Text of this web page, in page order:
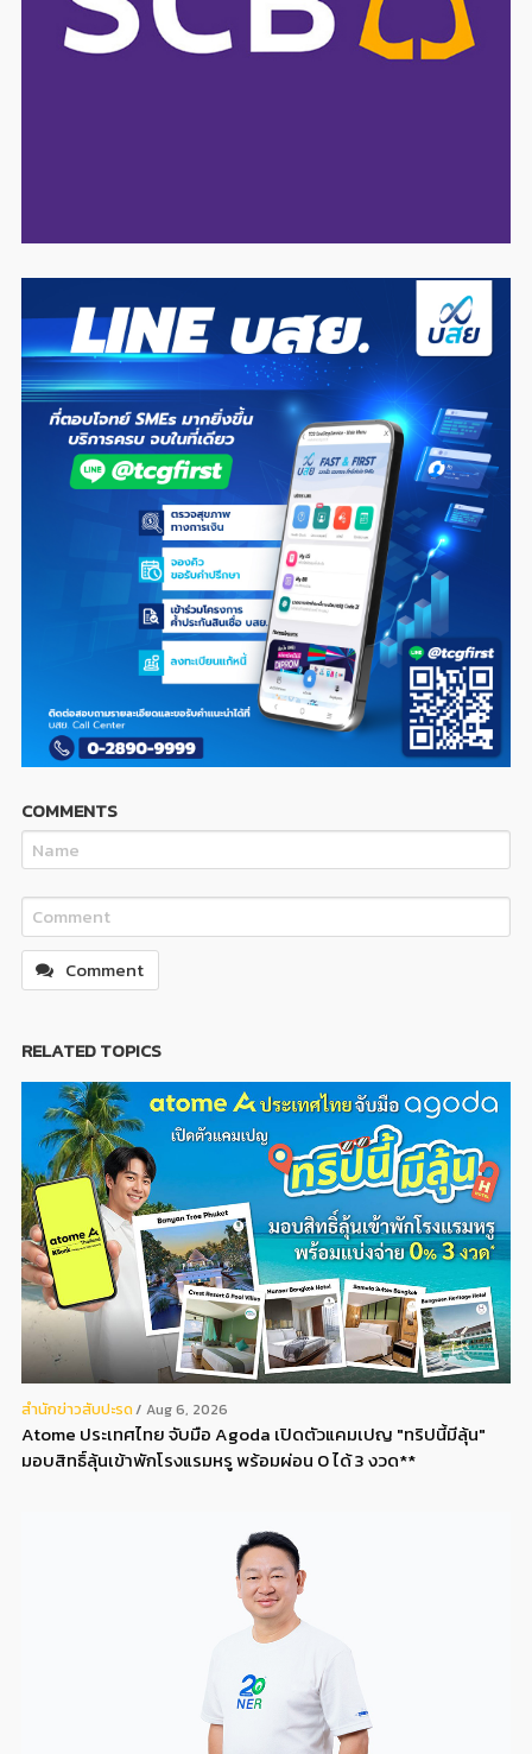
COMMENTS
Comment
RELATED TOPICS
สํานักข่าวสับปะรด Aug 6, 2026
Atome ประเทศไทย จับมือ Agoda เปิดตัวแคมเปญ "ทริปนี้มีลุ้น"
มอบสิทธิ์ลุ้นเข้าพักโรงแรมหรู พร้อมผ่อน 0 ได้ 3 งวด**